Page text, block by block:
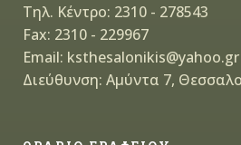
Τηλ. Κέντρο: 2310 - 278543
Fax: 2310 - 229967
Email: ksthesalonikis@yahoo.gr
Διεύθυνση: Αμύντα 7,